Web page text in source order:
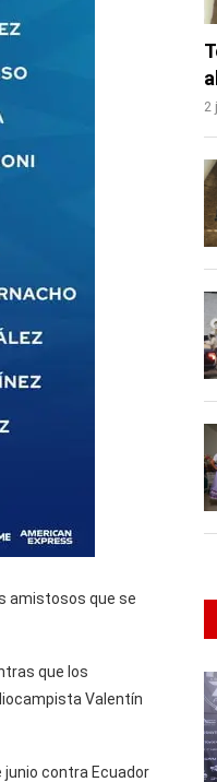
amistosos que se
que los
Valentín
junio contra Ecuador
2